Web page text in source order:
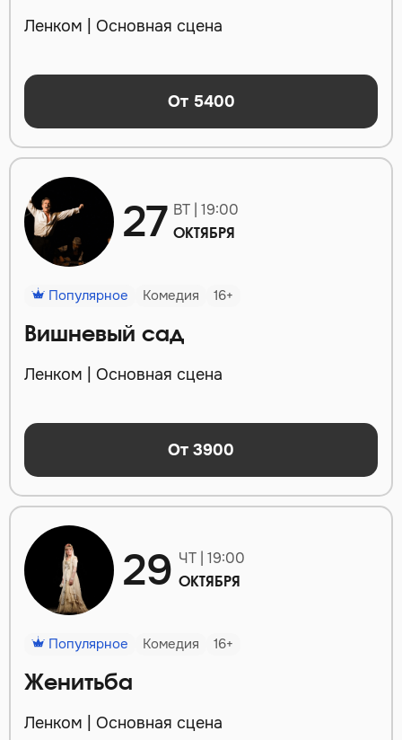
Ленком | Основная сцена
От 5400
27 ВТ | 19:00
ОКТЯБРЯ
Популярное Комедия 16+
Вишневый сад
Ленком | Основная сцена
От 3900
29 ЧТ | 19:00
ОКТЯБРЯ
Популярное Комедия 16+
Женитьба
Ленком | Основная сцена